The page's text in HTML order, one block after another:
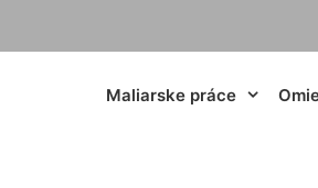
Maliarske práce